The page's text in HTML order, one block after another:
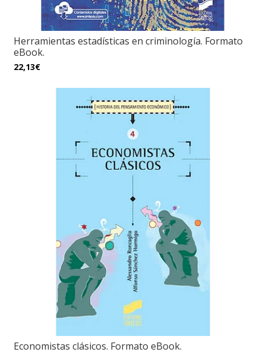
Herramientas estadísticas en criminología. Formato
eBook.
22,13€
Economistas clásicos. Formato eBook.